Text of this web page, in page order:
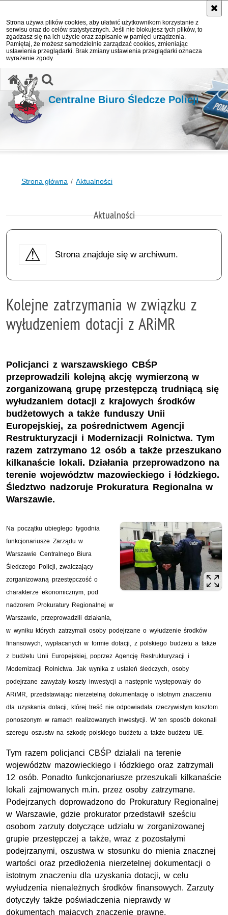
Strona używa plików cookies, aby ułatwić użytkownikom korzystanie z
serwisu oraz do celów statystycznych. Jeśli nie blokujesz tych plików, to
zgadzasz się na ich użycie oraz zapisanie w pamięci urządzenia.
Pamiętaj, że możesz samodzielnie zarządzać cookies, zmieniając
ustawienia przeglądarki. Brak zmiany ustawienia przeglądarki oznacza
wyrażenie zgody.
Centralne Biuro Śledcze Policji
Strona główna Aktualności
Aktualności
Strona znajduje się w archiwum.
Kolejne zatrzymania w związku z
wyłudzeniem dotacji z ARiMR
Policjanci z warszawskiego CBŚP
przeprowadzili kolejną akcję wymierzoną w
zorganizowaną grupę przestępczą trudniącą się
wyłudzaniem dotacji z krajowych środków
budżetowych a także funduszy Unii
Europejskiej, za pośrednictwem Agencji
Restrukturyzacji i Modernizacji Rolnictwa. Tym
razem zatrzymano 12 osób a także przeszukano
kilkanaście lokali. Działania przeprowadzono na
terenie województw mazowieckiego i łódzkiego.
Śledztwo nadzoruje Prokuratura Regionalna w
Warszawie.
Na początku ubiegłego tygodnia
funkcjonariusze Zarządu w
Warszawie Centralnego Biura
Śledczego Policji, zwalczający
zorganizowaną przestępczość o
charakterze ekonomicznym, pod
nadzorem Prokuratury Regionalnej w
Warszawie, przeprowadzili działania,
w wyniku których zatrzymali osoby podejrzane o wyłudzenie środków
finansowych, wypłacanych w formie dotacji, z polskiego budżetu a także
z budżetu Unii Europejskiej, poprzez Agencję Restrukturyzacji i
Modernizacji Rolnictwa. Jak wynika z ustaleń śledczych, osoby
podejrzane zawyżały koszty inwestycji a następnie występowały do
ARiMR, przedstawiając nierzetelną dokumentację o istotnym znaczeniu
dla uzyskania dotacji, której treść nie odpowiadała rzeczywistym kosztom
ponoszonym w ramach realizowanych inwestycji. W ten sposób dokonali
szeregu oszustw na szkodę polskiego budżetu a także budżetu UE.
Tym razem policjanci CBŚP działali na terenie
województw mazowieckiego i łódzkiego oraz zatrzymali
12 osób. Ponadto funkcjonariusze przeszukali kilkanaście
lokali zajmowanych m.in. przez osoby zatrzymane.
Podejrzanych doprowadzono do Prokuratury Regionalnej
w Warszawie, gdzie prokurator przedstawił sześciu
osobom zarzuty dotyczące udziału w zorganizowanej
grupie przestępczej a także, wraz z pozostałymi
podejrzanymi, oszustwa w stosunku do mienia znacznej
wartości oraz przedłożenia nierzetelnej dokumentacji o
istotnym znaczeniu dla uzyskania dotacji, w celu
wyłudzenia nienależnych środków finansowych. Zarzuty
dotyczyły także poświadczenia nieprawdy w
dokumentach mających znaczenie prawne.